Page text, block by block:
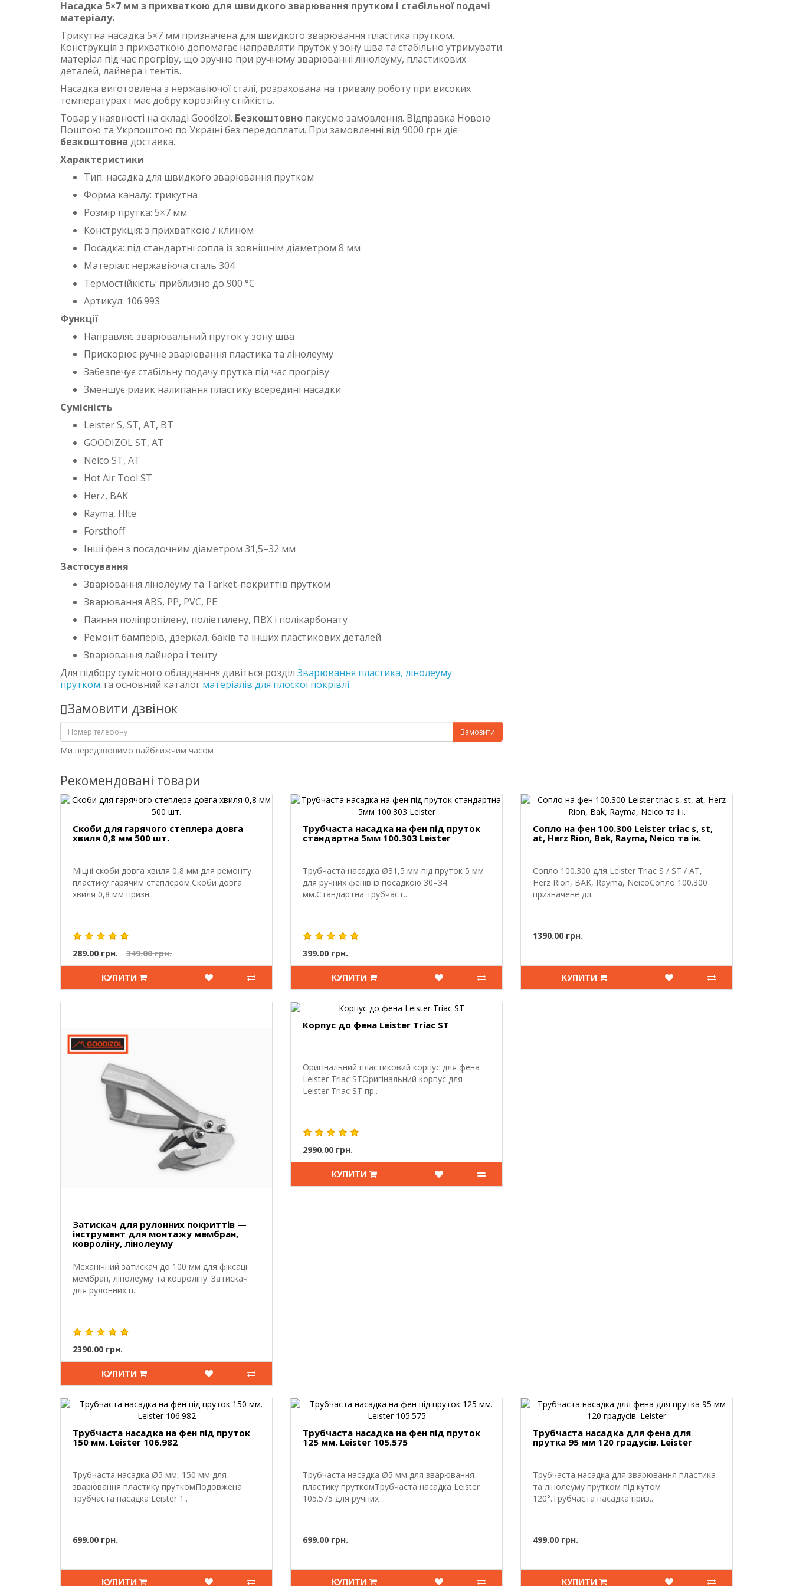
Насадка 5×7 мм з прихваткою для швидкого зварювання прутком і стабільної подачі
матеріалу.
Трикутна насадка 5×7 мм призначена для швидкого зварювання пластика прутком.
Конструкція з прихваткою допомагає направляти пруток у зону шва та стабільно утримувати
матеріал під час прогріву, що зручно при ручному зварюванні лінолеуму, пластикових
деталей, лайнера і тентів.
Насадка виготовлена з нержавіючої сталі, розрахована на тривалу роботу при високих
температурах і має добру корозійну стійкість.
Товар у наявності на складі GoodIzol. Безкоштовно пакуємо замовлення. Відправка Новою
Поштою та Укрпоштою по Україні без передоплати. При замовленні від 9000 грн діє
безкоштовна доставка.
Характеристики
Тип: насадка для швидкого зварювання прутком
Форма каналу: трикутна
Розмір прутка: 5×7 мм
Конструкція: з прихваткою / клином
Посадка: під стандартні сопла із зовнішнім діаметром 8 мм
Матеріал: нержавіюча сталь 304
Термостійкість: приблизно до 900 °C
Артикул: 106.993
Функції
Направляє зварювальний пруток у зону шва
Прискорює ручне зварювання пластика та лінолеуму
Забезпечує стабільну подачу прутка під час прогріву
Зменшує ризик налипання пластику всередині насадки
Сумісність
Leister S, ST, AT, BT
GOODIZOL ST, AT
Neico ST, AT
Hot Air Tool ST
Herz, BAK
Rayma, Hlte
Forsthoff
Інші фен з посадочним діаметром 31,5–32 мм
Застосування
Зварювання лінолеуму та Tarket-покриттів прутком
Зварювання ABS, PP, PVC, PE
Паяння поліпропілену, поліетилену, ПВХ і полікарбонату
Ремонт бамперів, дзеркал, баків та інших пластикових деталей
Зварювання лайнера і тенту
Для підбору сумісного обладнання дивіться розділ Зварювання пластика, лінолеуму
прутком та основний каталог матеріалів для плоскої покрівлі.
Замовити дзвінок
Замовити
Ми передзвонимо найближчим часом
Рекомендовані товари
Скоби для гарячого степлера довга
хвиля 0,8 мм 500 шт.
Міцні скоби довга хвиля 0,8 мм для ремонту
пластику гарячим степлером.Скоби довга
хвиля 0,8 мм призн..
289.00 грн. 349.00 грн.
КУПИТИ
Трубчаста насадка на фен під пруток
стандартна 5мм 100.303 Leister
Трубчаста насадка Ø31,5 мм під пруток 5 мм
для ручних фенів із посадкою 30–34
мм.Стандартна трубчаст..
399.00 грн.
КУПИТИ
Сопло на фен 100.300 Leister triac s, st,
at, Herz Rion, Bak, Rayma, Neico та ін.
Сопло 100.300 для Leister Triac S / ST / AT,
Herz Rion, BAK, Rayma, NeicoСопло 100.300
призначене дл..
1390.00 грн.
КУПИТИ
Затискач для рулонних покриттів —
інструмент для монтажу мембран,
ковроліну, лінолеуму
Механічний затискач до 100 мм для фіксації
мембран, лінолеуму та ковроліну. Затискач
для рулонних п..
2390.00 грн.
КУПИТИ
Корпус до фена Leister Triac ST
Оригінальний пластиковий корпус для фена
Leister Triac STОригінальний корпус для
Leister Triac ST пр..
2990.00 грн.
КУПИТИ
Трубчаста насадка на фен під пруток
150 мм. Leister 106.982
Трубчаста насадка Ø5 мм, 150 мм для
зварювання пластику пруткомПодовжена
трубчаста насадка Leister 1..
699.00 грн.
КУПИТИ
Трубчаста насадка на фен під пруток
125 мм. Leister 105.575
Трубчаста насадка Ø5 мм для зварювання
пластику пруткомТрубчаста насадка Leister
105.575 для ручних ..
699.00 грн.
КУПИТИ
Трубчаста насадка для фена для
прутка 95 мм 120 градусів. Leister
Трубчаста насадка для зварювання пластика
та лінолеуму прутком під кутом
120°.Трубчаста насадка приз..
499.00 грн.
КУПИТИ